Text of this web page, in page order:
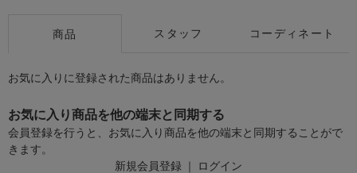
商品 スタッフ コーディネート
お気に入りに登録された商品はありません。
お気に入り商品を他の端末と同期する
会員登録を行うと、お気に入り商品を他の端末と同期することがで
きます。
新規会員登録 ｜ ログイン